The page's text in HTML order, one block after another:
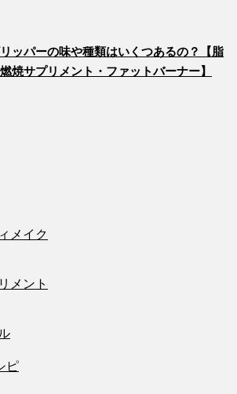
ッパーの味や種類はいくつあるの？【脂
焼サプリメント・ファットバーナー】
メイク
メント
ピ